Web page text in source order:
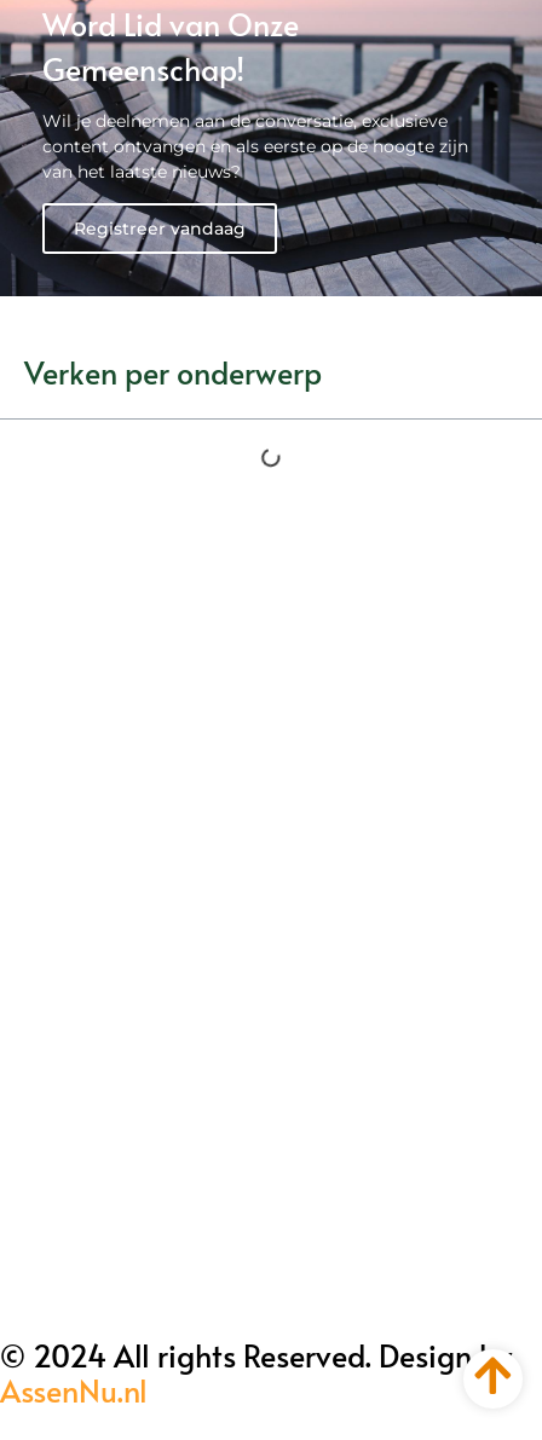
Word Lid van Onze
Gemeenschap!
Wil je deelnemen aan de conversatie, exclusieve
content ontvangen en als eerste op de hoogte zijn
van het laatste nieuws?
Registreer vandaag
Verken per onderwerp
© 2024 All rights Reserved. Design by
AssenNu.nl